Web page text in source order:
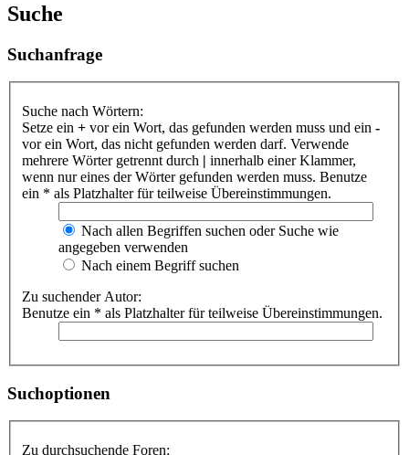
Suche
Suchanfrage
Suche nach Wörtern:
Setze ein + vor ein Wort, das gefunden werden muss und ein -
vor ein Wort, das nicht gefunden werden darf. Verwende
mehrere Wörter getrennt durch | innerhalb einer Klammer,
wenn nur eines der Wörter gefunden werden muss. Benutze
ein * als Platzhalter für teilweise Übereinstimmungen.
Nach allen Begriffen suchen oder Suche wie
angegeben verwenden
Nach einem Begriff suchen
Zu suchender Autor:
Benutze ein * als Platzhalter für teilweise Übereinstimmungen.
Suchoptionen
Zu durchsuchende Foren: